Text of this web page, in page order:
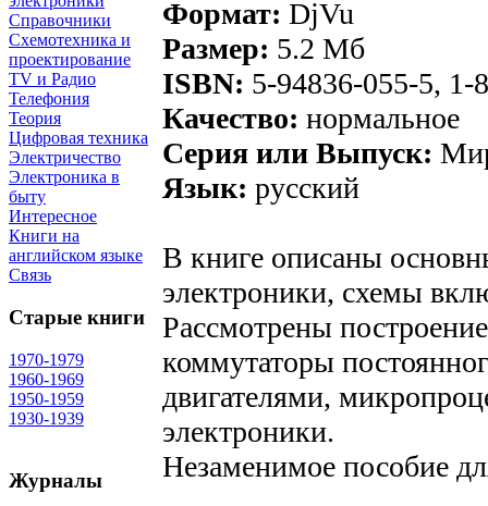
Справочники
Схемотехника и
проектирование
TV и Радио
Телефония
Теория
Цифровая техника
Электричество
Электроника в
быту
Интересное
Книги на
английском языке
Связь
Старые книги
1970-1979
1960-1969
1950-1959
1930-1939
Журналы
Формат: DjVu
Размер: 5.2 Mб
ISBN: 5-94836-055-5, 1-
Качество: нормальное
Серия или Выпуск:
Язык: русский
В книге описаны
электроники, схемы
Рассмотрены
коммутаторы
двигателями,
электроники.
Незаменимое пособие